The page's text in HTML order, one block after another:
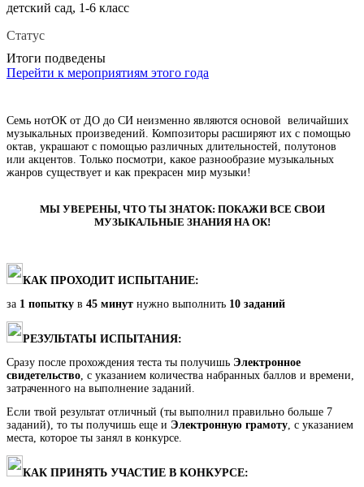
детский сад, 1-6 класс
Статус
Итоги подведены
Перейти к мероприятиям этого года
Семь нотОК от ДО до СИ неизменно являются основой величайших
музыкальных произведений. Композиторы расширяют их с помощью
октав, украшают с помощью различных длительностей, полутонов
или акцентов. Только посмотри, какое разнообразие музыкальных
жанров существует и как прекрасен мир музыки!
МЫ УВЕРЕНЫ, ЧТО ТЫ ЗНАТОК: ПОКАЖИ ВСЕ СВОИ
МУЗЫКАЛЬНЫЕ ЗНАНИЯ НА ОК!
КАК ПРОХОДИТ ИСПЫТАНИЕ:
за 1 попытку в 45 минут нужно выполнить 10 заданий
РЕЗУЛЬТАТЫ ИСПЫТАНИЯ:
Сразу после прохождения теста ты получишь Электронное
свидетельство, с указанием количества набранных баллов и времени,
затраченного на выполнение заданий.
Если твой результат отличный (ты выполнил правильно больше 7
заданий), то ты получишь еще и Электронную грамоту, с указанием
места, которое ты занял в конкурсе.
КАК ПРИНЯТЬ УЧАСТИЕ В КОНКУРСЕ: